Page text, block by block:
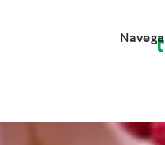
Navega